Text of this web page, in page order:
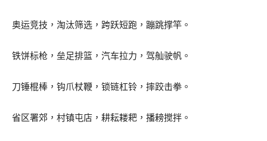
奥运竞技，淘汰筛选，跨跃短跑，蹦跳撑竿。
铁饼标枪，垒足排篮，汽车拉力，驾舢驶帆。
刀锤棍棒，钩爪杖鞭，锁链杠铃，摔跤击拳。
省区署郊，村镇屯店，耕耘耧耙，播耪搅拌。